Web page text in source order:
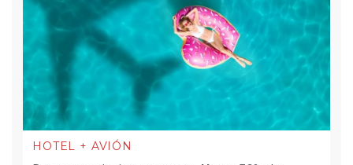
HOTEL + AVIÓN